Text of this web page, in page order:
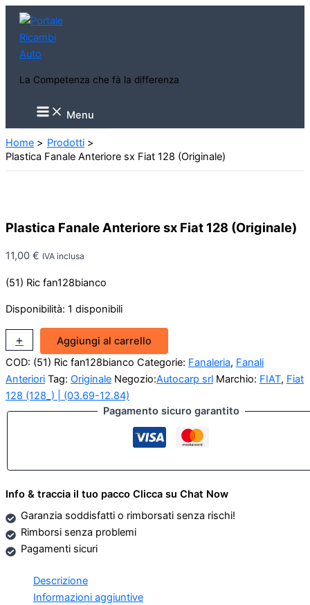
contenuto
La Competenza che fà la differenza
Main
Menu Menu
Home
Prodotti
Plastica Fanale Anteriore sx Fiat 128 (Originale)
Plastica Fanale Anteriore sx Fiat 128 (Originale)
11,00 € IVA inclusa
(51) Ric fan128bianco
Disponibilità: 1 disponibili
-
Plastica
Fanale
Anteriore
sx
Fiat
128
+
Aggiungi al carrello
COD: (51) Ric fan128bianco Categorie: Fanaleria, Fanali
Anteriori Tag: Originale Negozio:Autocarp srl Marchio: FIAT, Fiat
128 (128_) | (03.69-12.84)
Pagamento sicuro garantito
Info & traccia il tuo pacco Clicca su Chat Now
Garanzia soddisfatti o rimborsati senza rischi!
Rimborsi senza problemi
Pagamenti sicuri
Descrizione
Informazioni aggiuntive